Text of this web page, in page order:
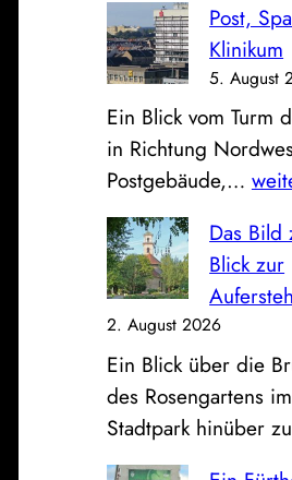
B
a
h
n
h
o
f
f
e
n
e
F
a
r
z
e
g
h
a
Post,
Klinikum
5. August
Ein Blick vom Turm
in Richtung
Postgebäude,… P
s
t
,
p
a
r
Das Bild
Blick zur
2. August 2026
Ein Blick über die
des Rosengartens
Stadtpark hinüber